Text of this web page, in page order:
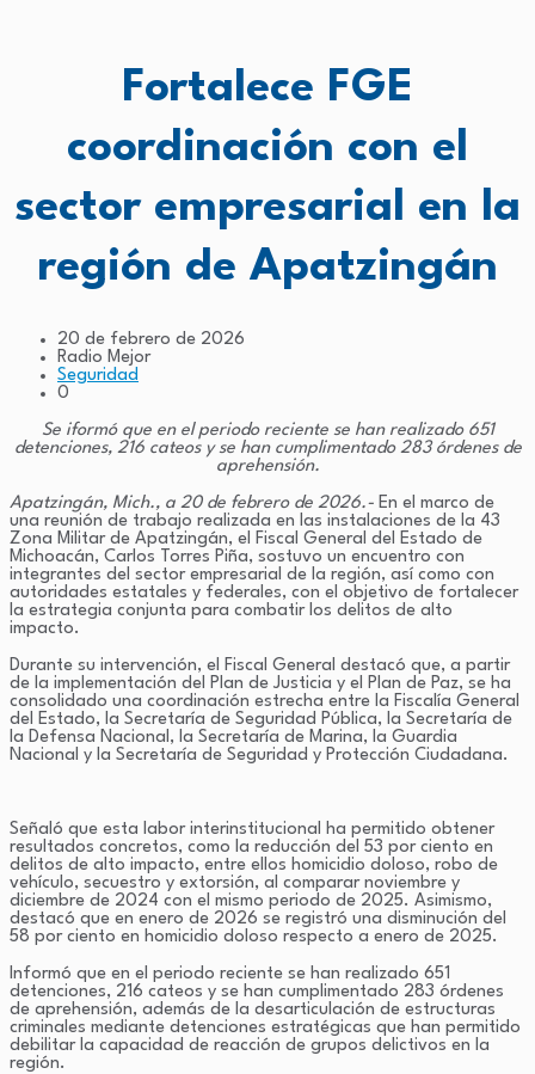
Fortalece FGE
coordinación con el
sector empresarial en la
región de Apatzingán
20 de febrero de 2026
Radio Mejor
Seguridad
0
Se iformó que en el periodo reciente se han realizado 651
detenciones, 216 cateos y se han cumplimentado 283 órdenes de
aprehensión.
Apatzingán, Mich., a 20 de febrero de 2026.- En el marco de
una reunión de trabajo realizada en las instalaciones de la 43
Zona Militar de Apatzingán, el Fiscal General del Estado de
Michoacán, Carlos Torres Piña, sostuvo un encuentro con
integrantes del sector empresarial de la región, así como con
autoridades estatales y federales, con el objetivo de fortalecer
la estrategia conjunta para combatir los delitos de alto
impacto.
Durante su intervención, el Fiscal General destacó que, a partir
de la implementación del Plan de Justicia y el Plan de Paz, se ha
consolidado una coordinación estrecha entre la Fiscalía General
del Estado, la Secretaría de Seguridad Pública, la Secretaría de
la Defensa Nacional, la Secretaría de Marina, la Guardia
Nacional y la Secretaría de Seguridad y Protección Ciudadana.
Señaló que esta labor interinstitucional ha permitido obtener
resultados concretos, como la reducción del 53 por ciento en
delitos de alto impacto, entre ellos homicidio doloso, robo de
vehículo, secuestro y extorsión, al comparar noviembre y
diciembre de 2024 con el mismo periodo de 2025. Asimismo,
destacó que en enero de 2026 se registró una disminución del
58 por ciento en homicidio doloso respecto a enero de 2025.
Informó que en el periodo reciente se han realizado 651
detenciones, 216 cateos y se han cumplimentado 283 órdenes
de aprehensión, además de la desarticulación de estructuras
criminales mediante detenciones estratégicas que han permitido
debilitar la capacidad de reacción de grupos delictivos en la
región.